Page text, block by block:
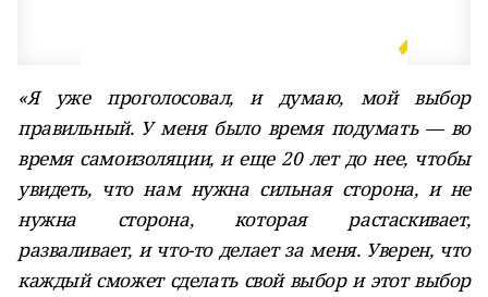
«Я уже проголосовал, и думаю, мой выбор
правильный. У меня было время подумать — во
время самоизоляции, и еще 20 лет до нее, чтобы
увидеть, что нам нужна сильная сторона, и не
нужна сторона, которая растаскивает,
разваливает, и что-то делает за меня. Уверен, что
каждый сможет сделать свой выбор и этот выбор